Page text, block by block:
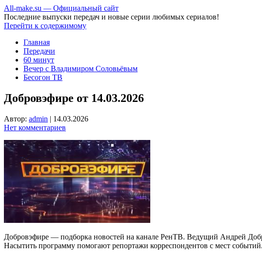
All-make.su — Официальный сайт
Последние выпуски передач и новые серии любимых сериалов!
Перейти к содержимому
Главная
Передачи
60 минут
Вечер с Владимиром Соловьёвым
Бесогон ТВ
Добровэфире от 14.03.2026
Автор: admin | 14.03.2026
Нет комментариев
Добровэфире — подборка новостей на канале РенТВ. Ведущий Андрей
Насытить программу помогают репортажи корреспондентов с мест событий.